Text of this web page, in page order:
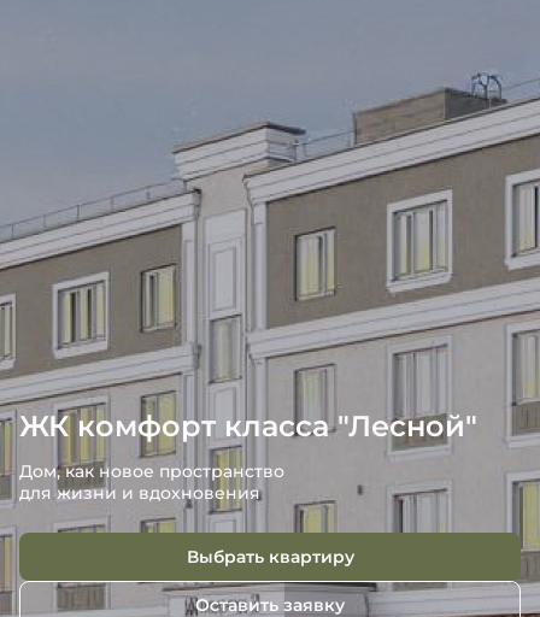
ЖК комфорт класса "Лесной"
Дом, как новое пространство
для жизни и вдохновения
Выбрать квартиру
Оставить заявку